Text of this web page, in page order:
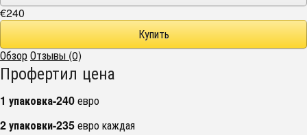
€240
ОбзорОтзывы (0)
Профертил цена
1 упаковка-240евро
2 упаковки-235евро каждая